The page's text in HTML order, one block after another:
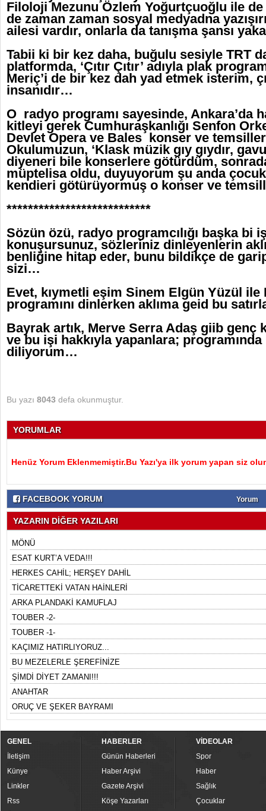
Filoloji Mezunu Özlem Yoğurtçuoğlu ile de
de zaman zaman sosyal medyadna
ailesi vardır, onlarla da tanışma şansı
Tabii ki bir kez daha, buğulu sesiyle TRT
platformda, ‘Çıtır Çıtır’ adıyla plak
Meriç’i de bir kez dah yad etmek isterim,
insanıdır…
O radyo programı sayesinde, Ankara’da
kitleyi gerek Cumhuraşkanlığı Senfon
Devlet Opera ve Bales konser ve
Okulumuzun, ‘Klask müzik gıy gıydır,
diyeneri bile konserlere götürdüm,
müptelisa oldu, duyuyorum şu anda
kendieri götürüyormuş o konser ve
***************************
Sözün özü, radyo programcılığı başka bi
konuşursunuz, sözleriniz dinleyenlerin
benliğine hitap eder, bunu bildikçe de
sizi…
Evet, kıymetli eşim Sinem Elgün Yüzül ile
programını dinlerken aklıma geid bu
Bayrak artık, Merve Serra Adaş giib genç
ve bu işi hakkıyla yapanlara; programında
diliyorum…
Bu yazı 8043 defa okunmuştur.
YORUMLAR
Henüz Yorum Eklenmemiştir.Bu Yazı'ya ilk yorum yapan siz
FACEBOOK YORUM Yorum
YAZARIN DİĞER YAZILARI
MÖNÜ
ESAT KURT’A VEDA!!!
HERKES CAHİL; HERŞEY DAHİL
TİCARETTEKİ VATAN HAİNLERİ
ARKA PLANDAKİ KAMUFLAJ
TOUBER -2-
TOUBER -1-
KAÇIMIZ HATIRLIYORUZ...
BU MEZELERLE ŞEREFİNİZE
ŞİMDİ DİYET ZAMANI!!!
ANAHTAR
ORUÇ VE ŞEKER BAYRAMI
GENEL
İletişim
Künye
Linkler
Rss
HABERLER
Günün Haberleri
Haber Arşivi
Gazete Arşivi
Köşe Yazarları
VİDEOLAR
Spor
Haber
Sağlık
Çocuklar